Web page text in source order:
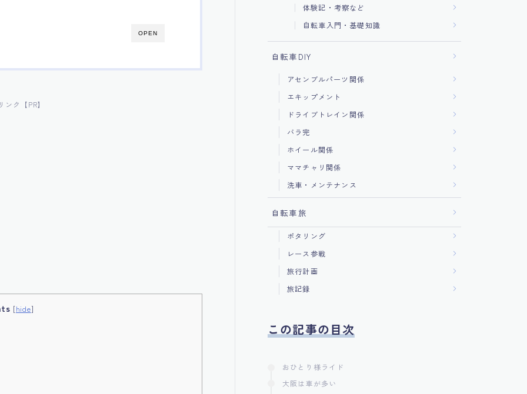
OPEN
ンク【PR】
[hide]
体験記・考察など
自転車入門・基礎知識
自転車DIY
アセンブルパーツ関係
エキップメント
ドライブトレイン関係
バラ完
ホイール関係
ママチャリ関係
洗車・メンテナンス
自転車旅
ポタリング
レース参戦
旅行計画
旅記録
この記事の目次
おひとり様ライド
大阪は車が多い